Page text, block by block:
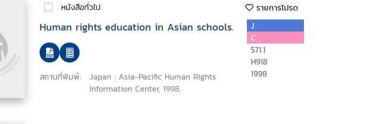
หนังสือทั่วไป รายการโปรด
Human rights education in Asian schools.
สถานที่พิมพ์:
Japan : Asia-Pacific Human Rights
Information Center, 1998.
J
C
571.1
H918
1998